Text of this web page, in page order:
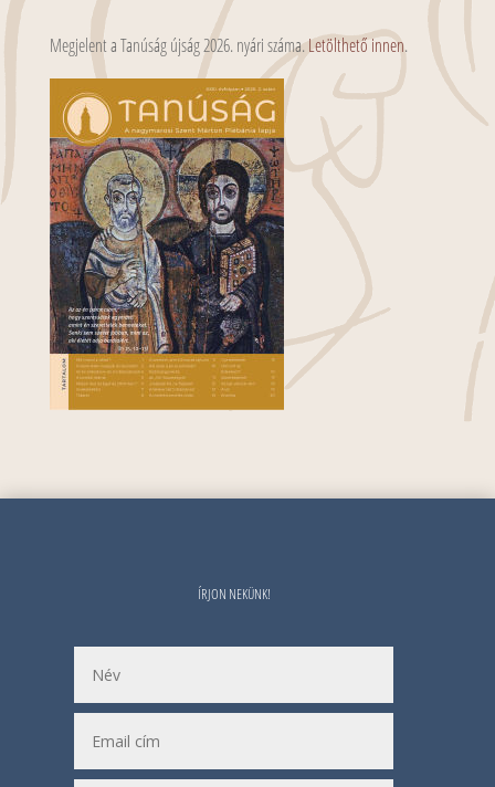
Megjelent a Tanúság újság 2026. nyári száma.Letölthető innen.
ÍRJON NEKÜNK!